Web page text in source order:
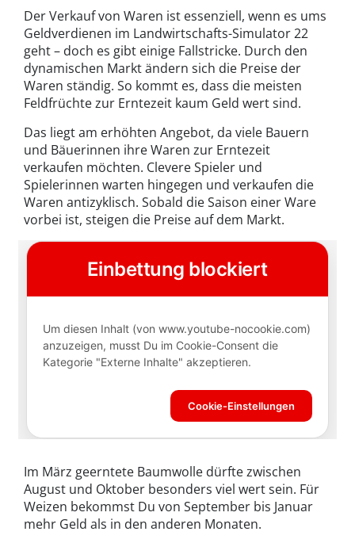
Der Verkauf von Waren ist essenziell, wenn es ums
Geldverdienen im Landwirtschafts-Simulator 22
geht – doch es gibt einige Fallstricke. Durch den
dynamischen Markt ändern sich die Preise der
Waren ständig. So kommt es, dass die meisten
Feldfrüchte zur Erntezeit kaum Geld wert sind.
Das liegt am erhöhten Angebot, da viele Bauern
und Bäuerinnen ihre Waren zur Erntezeit
verkaufen möchten. Clevere Spieler und
Spielerinnen warten hingegen und verkaufen die
Waren antizyklisch. Sobald die Saison einer Ware
vorbei ist, steigen die Preise auf dem Markt.
Im März geerntete Baumwolle dürfte zwischen
August und Oktober besonders viel wert sein. Für
Weizen bekommst Du von September bis Januar
mehr Geld als in den anderen Monaten.